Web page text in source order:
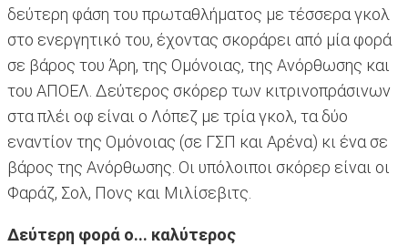
δεύτερη φάση του πρωταθλήματος με τέσσερα γκολ
στο ενεργητικό του, έχοντας σκοράρει από μία φορά
σε βάρος του Άρη, της Ομόνοιας, της Ανόρθωσης και
του ΑΠΟΕΛ. Δεύτερος σκόρερ των κιτρινοπράσινων
στα πλέι οφ είναι ο Λόπεζ με τρία γκολ, τα δύο
εναντίον της Ομόνοιας (σε ΓΣΠ και Αρένα) κι ένα σε
βάρος της Ανόρθωσης. Οι υπόλοιποι σκόρερ είναι οι
Φαράζ, Σολ, Πονς και Μιλίσεβιτς.
Δεύτερη φορά ο... καλύτερος